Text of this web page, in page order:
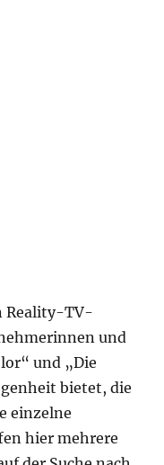
Reality-TV-
und
und „Die
bietet, die
einzelne
hier mehrere